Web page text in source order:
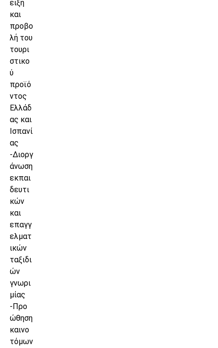
ειξη
και
προβο
λή του
τουρι
στικο
ύ
προϊό
ντος
Ελλάδ
ας και
Ισπανί
ας
-Διοργ
άνωση
εκπαι
δευτι
κών
και
επαγγ
ελματ
ικών
ταξιδι
ών
γνωρι
μίας
-Προ
ώθηση
καινο
τόμων